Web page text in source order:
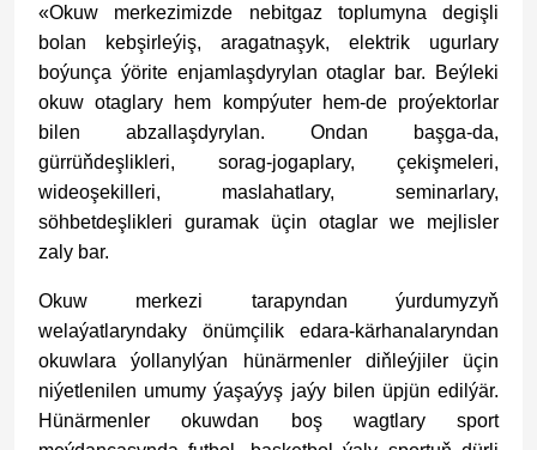
«Okuw merkezimizde nebitgaz toplumyna degişli
bolan kebşirleýiş, aragatnaşyk, elektrik ugurlary
boýunça ýörite enjamlaşdyrylan otaglar bar. Beýleki
okuw otaglary hem kompýuter hem-de proýektorlar
bilen abzallaşdyrylan. Ondan başga-da,
gürrüňdeşlikleri, sorag-jogaplary, çekişmeleri,
wideoşekilleri, maslahatlary, seminarlary,
söhbetdeşlikleri guramak üçin otaglar we mejlisler
zaly bar.
Okuw merkezi tarapyndan ýurdumyzyň
welaýatlaryndaky önümçilik edara-kärhanalaryndan
okuwlara ýollanylýan hünärmenler diňleýjiler üçin
niýetlenilen umumy ýaşaýyş jaýy bilen üpjün edilýär.
Hünärmenler okuwdan boş wagtlary sport